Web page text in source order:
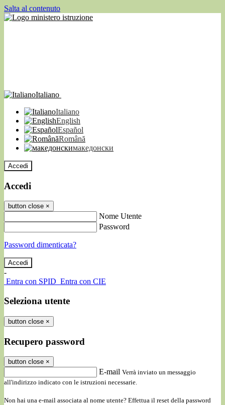
Salta al contenuto
Italiano
Italiano
English
Español
Română
македонски
Accedi
Accedi
button close ×
Nome Utente
Password
Password dimenticata?
-
Entra con SPID Entra con CIE
Seleziona utente
button close ×
Recupero password
button close ×
E-mail Verrà inviato un messaggio
all'indirizzo indicato con le istruzioni necessarie.
Non hai una e-mail associata al nome utente? Effettua il reset della password